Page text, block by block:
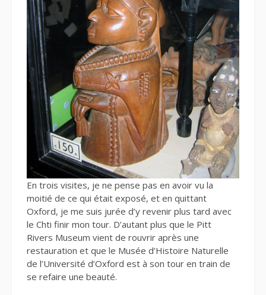
En trois visites, je ne pense pas en avoir vu la
moitié de ce qui était exposé, et en quittant
Oxford, je me suis jurée d’y revenir plus tard avec
le Chti finir mon tour. D’autant plus que le Pitt
Rivers Museum vient de rouvrir après une
restauration et que le Musée d’Histoire Naturelle
de l’Université d’Oxford est à son tour en train de
se refaire une beauté.